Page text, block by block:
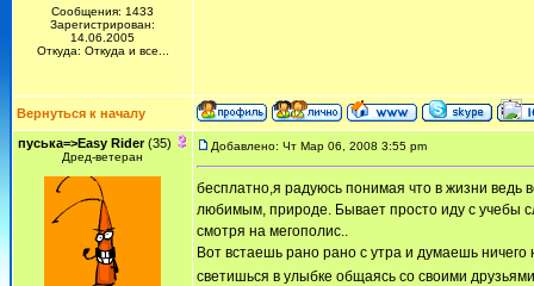
Сообщения: 1433
Зарегистрирован:
14.06.2005
Откуда: Откуда и все...
Вернуться к началу
пуськa=>Easy Rider(35)
Дред-ветеран
Добавлено: Чт Мар 06, 2008 3:55 pm
бесплатно,я радуюсь понимая что в жизни ведь
любимым, природе. Бывает просто иду с учебы
смотря на мегополис..
Вот встаешь рано рано с утра и думаешь
светишься в улыбке общаясь со своими